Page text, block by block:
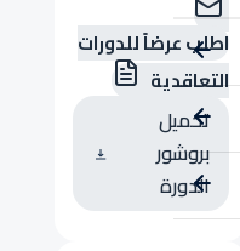
اطلب عرضاً للدورات
التعاقدية
تحميل
بروشور
الدورة